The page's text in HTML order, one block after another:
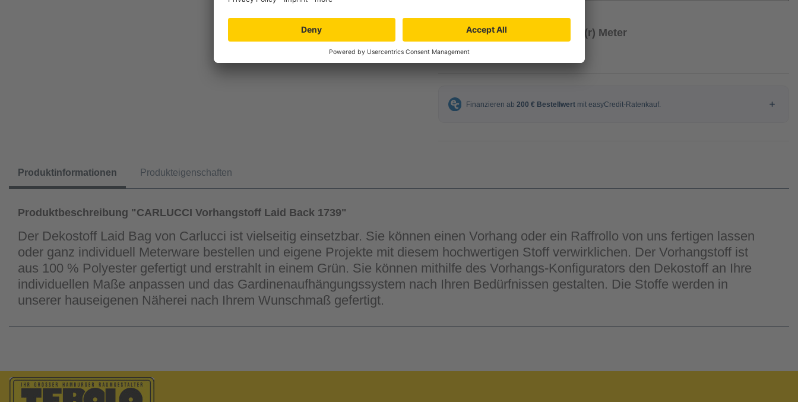
95,00 € / Laufende(r) Meter
inkl. MwSt.
Produktinformationen Produkteigenschaften
Produktbeschreibung "CARLUCCI Vorhangstoff Laid Back 1739"
Der Dekostoff Laid Bag von Carlucci ist vielseitig einsetzbar. Sie können einen Vorhang oder ein Raffrollo von uns fertigen lassen
oder ganz individuell Meterware bestellen und eigene Projekte mit diesem hochwertigen Stoff verwirklichen. Der Vorhangstoff ist
aus 100 % Polyester gefertigt und erstrahlt in einem Grün. Sie können mithilfe des Vorhangs-Konfigurators den Dekostoff an Ihre
individuellen Maße anpassen und das Gardinenaufhängungssystem nach Ihren Bedürfnissen gestalten. Die Stoffe werden in
unserer hauseigenen Näherei nach Ihrem Wunschmaß gefertigt.